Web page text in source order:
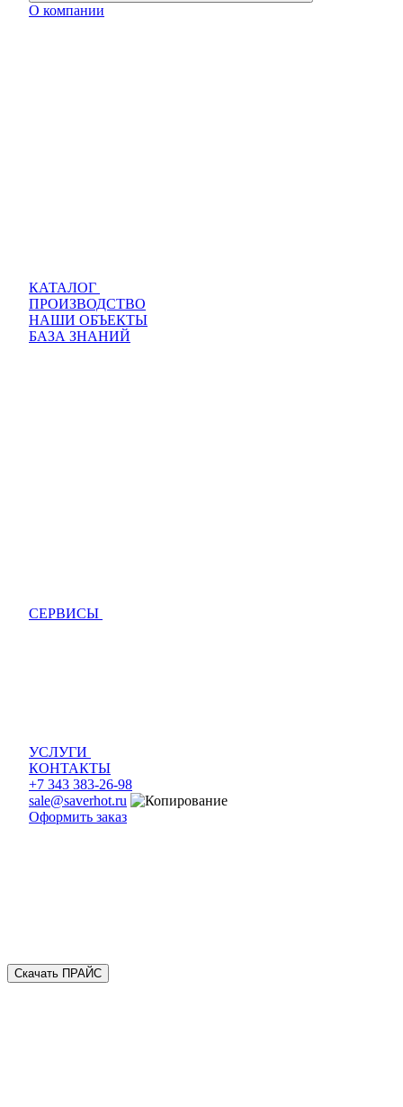
О компании
КАТАЛОГ
ПРОИЗВОДСТВО
НАШИ ОБЪЕКТЫ
БАЗА ЗНАНИЙ
СЕРВИСЫ
УСЛУГИ
КОНТАКТЫ
+7 343 383-26-98
sale@saverhot.ru
Оформить заказ
Скачать ПРАЙС